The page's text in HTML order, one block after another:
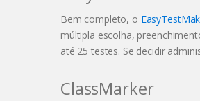
Bem completo, o
múltipla escolha,
até 25 testes. Se decidir
ClassMarker